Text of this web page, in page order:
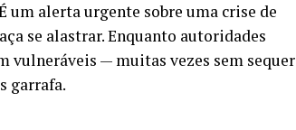
um alerta urgente sobre uma crise de
se alastrar. Enquanto autoridades
vulneráveis — muitas vezes sem sequer
garrafa.